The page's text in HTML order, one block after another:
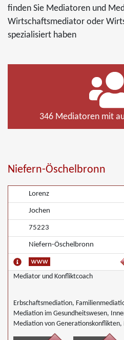
finden Sie Mediatoren und
Wirtschaftsmediator oder
spezialisiert haben
346 Mediatoren mit
Niefern-Öschelbronn
Lorenz
Jochen
75223
Niefern-Öschelbronn
Mediator und Konfliktcoach
Erbschaftsmediation,
Mediation im Gesundheitswesen,
Mediation von
Gesellschafterkonflikten, Mediation